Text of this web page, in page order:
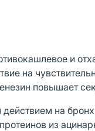
и
на
повышает
на
из